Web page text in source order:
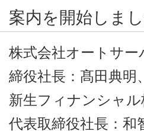
案内を開始しま
株式会社オートサー
締役社長：髙田典明
新生フィナンシャ
代表取締役社長：